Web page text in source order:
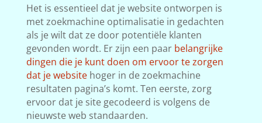
Het is essentieel dat je website ontworpen is
met zoekmachine optimalisatie in gedachten
als je wilt dat ze door potentiële klanten
gevonden wordt. Er zijn een paar belangrijke
dingen die je kunt doen om ervoor te zorgen
dat je websitehoger in de zoekmachine
resultaten pagina’s komt. Ten eerste, zorg
ervoor dat je site gecodeerd is volgens de
nieuwste web standaarden.